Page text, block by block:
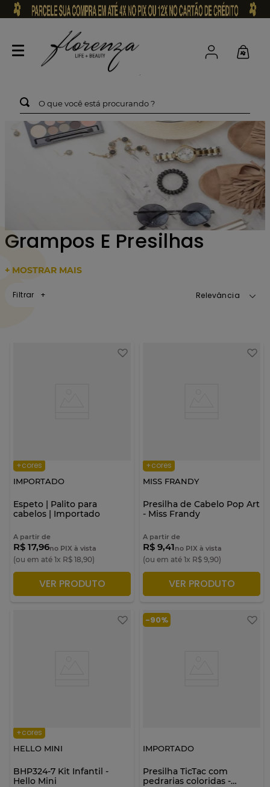
O que você está procurando ?
Grampos E Presilhas
+ MOSTRAR MAIS
Filtrar Relevância
+cores
IMPORTADO
Espeto | Palito para
cabelos | Importado
A partir de
R$ 17,96no PIX à vista
(ou em até 1x R$ 18,90)
ADICIONAR À SACOLA
VER PRODUTO
+cores
MISS FRANDY
Presilha de Cabelo Pop Art
- Miss Frandy
A partir de
R$ 9,41no PIX à vista
(ou em até 1x R$ 9,90)
ADICIONAR À SACOLA
VER PRODUTO
+cores
HELLO MINI
BHP324-7 Kit Infantil -
Hello Mini
-90%
IMPORTADO
Presilha TicTac com
pedrarias coloridas -